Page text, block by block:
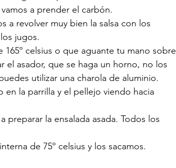
a prender el carbón.
a revolver muy bien la salsa con los
jugos.
celsius o que aguante tu mano sobre
el asador, que se haga un horno, no los
utilizar una charola de aluminio.
la parrilla y el pellejo viendo hacia
preparar la ensalada asada. Todos los
de 75º celsius y los sacamos.